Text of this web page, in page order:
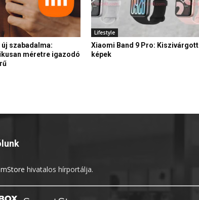
új szabadalma:
méretre igazodó
Lifestyle
Xiaomi Band 9 Pro: Kiszivárgott
képek
mStore hivatalos hírportálja.